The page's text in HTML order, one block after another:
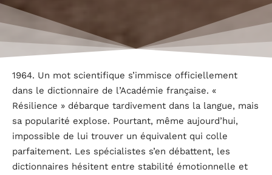
1964. Un mot scientifique s’immisce officiellement
dans le dictionnaire de l’Académie française. «
Résilience » débarque tardivement dans la langue, mais
sa popularité explose. Pourtant, même aujourd’hui,
impossible de lui trouver un équivalent qui colle
parfaitement. Les spécialistes s’en débattent, les
dictionnaires hésitent entre stabilité émotionnelle et